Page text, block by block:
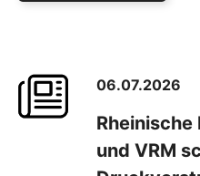
06.07.2026
und VRM